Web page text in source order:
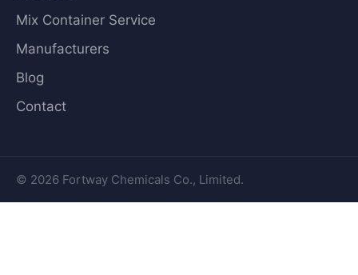
Mix Container Service
Manufacturers
Blog
Contact
© 2026 Fortway Chemicals Co., Limited.